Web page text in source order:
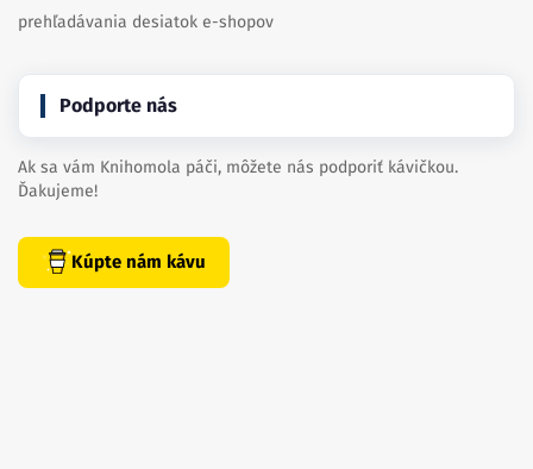
prehľadávania desiatok e-shopov
Podporte nás
Ak sa vám Knihomola páči, môžete nás podporiť kávičkou.
Ďakujeme!
Kúpte nám kávu